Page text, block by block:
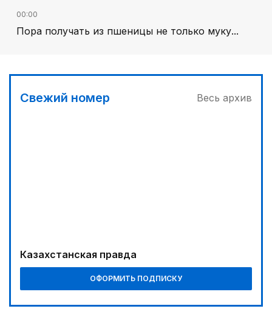
00:00
Пора получать из пшеницы не только муку...
Продолжаются инспекционные поездки
Наш десант на Dota 2, Phygital Football и Phygital
Shooter
05:00
Вычислен последний фигурант «титанового»
Свежий номер Весь архив
Казахстанская правда
ОФОРМИТЬ ПОДПИСКУ